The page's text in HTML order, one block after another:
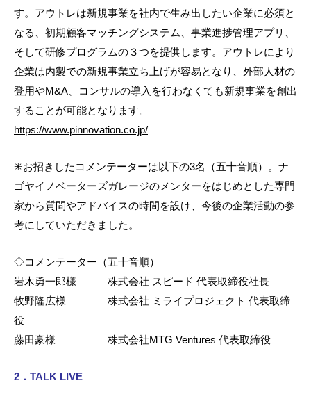
す。アウトレは新規事業を社内で生み出したい企業に必須と
なる、初期顧客マッチングシステム、事業進捗管理アプリ、
そして研修プログラムの３つを提供します。アウトレにより
企業は内製での新規事業立ち上げが容易となり、外部人材の
登用やM&A、コンサルの導入を行わなくても新規事業を創出
することが可能となります。
https://www.pinnovation.co.jp/
✳お招きしたコメンテーターは以下の3名（五十音順）。ナ
ゴヤイノベーターズガレージのメンターをはじめとした専門
家から質問やアドバイスの時間を設け、今後の企業活動の参
考にしていただきました。
◇コメンテーター（五十音順）
岩木勇一郎様 株式会社 スピード 代表取締役社長
牧野隆広様 株式会社 ミライプロジェクト 代表取締
役
藤田豪様 株式会社MTG Ventures 代表取締役
2 ．TALK LIVE